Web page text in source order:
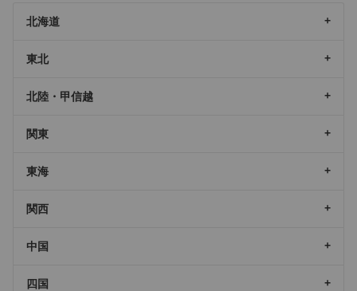
北海道
東北
北陸・甲信越
関東
東海
関西
中国
四国